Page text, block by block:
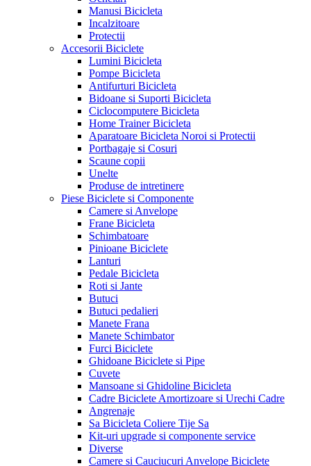
Manusi Bicicleta
Incalzitoare
Protectii
Accesorii Biciclete
Lumini Bicicleta
Pompe Bicicleta
Antifurturi Bicicleta
Bidoane si Suporti Bicicleta
Ciclocomputere Bicicleta
Home Trainer Bicicleta
Aparatoare Bicicleta Noroi si Protectii
Portbagaje si Cosuri
Scaune copii
Unelte
Produse de intretinere
Piese Biciclete si Componente
Camere si Anvelope
Frane Bicicleta
Schimbatoare
Pinioane Biciclete
Lanturi
Pedale Bicicleta
Roti si Jante
Butuci
Butuci pedalieri
Manete Frana
Manete Schimbator
Furci Biciclete
Ghidoane Biciclete si Pipe
Cuvete
Mansoane si Ghidoline Bicicleta
Cadre Biciclete Amortizoare si Urechi Cadre
Angrenaje
Sa Bicicleta Coliere Tije Sa
Kit-uri upgrade si componente service
Diverse
Camere si Cauciucuri Anvelope Biciclete